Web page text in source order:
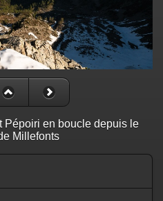
Pépoiri en boucle depuis le
Millefonts